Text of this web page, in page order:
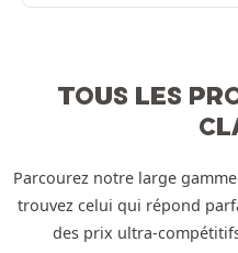
TOUS LES
Parcourez notre large
trouvez celui qui répond
des prix ultra-